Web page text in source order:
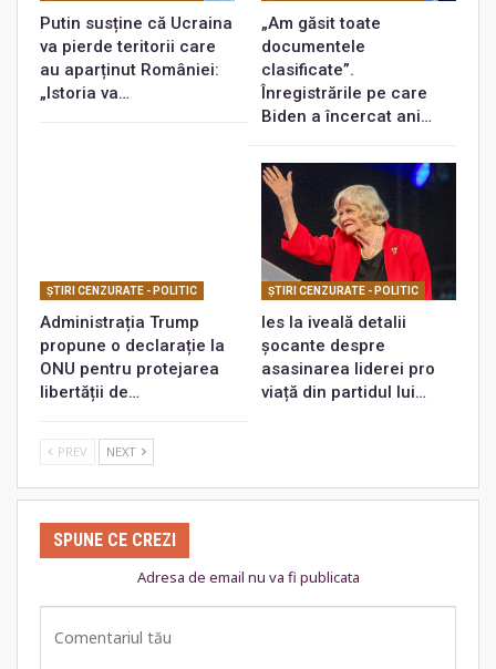
Putin susține că Ucraina
va pierde teritorii care
au aparținut României:
„Istoria va…
„Am găsit toate
documentele
clasificate”.
Înregistrările pe care
Biden a încercat ani…
ŞTIRI CENZURATE - POLITIC
Administrația Trump
propune o declarație la
ONU pentru protejarea
libertății de…
ŞTIRI CENZURATE - POLITIC
Ies la iveală detalii
șocante despre
asasinarea liderei pro
viață din partidul lui…
PREV NEXT
SPUNE CE CREZI
Adresa de email nu va fi publicata